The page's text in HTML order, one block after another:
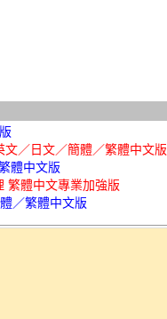
／日文／簡體／繁體中文版
體中文版
繁體中文專業加強版
／繁體中文版